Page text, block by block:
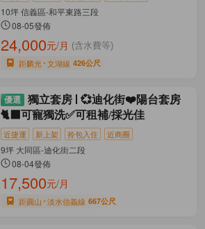
10坪 信義區-和平東路三段
08-05發佈
24,000元/月 (含水費等)
距麟光 文湖線 426公尺
獨立套房
💞迪化街❤️陽台套房
🐈‍⬛可寵獨洗✅可租補/採光佳
近捷運 新上架 拎包入住 近商圈
9坪 大同區-迪化街二段
08-04發佈
17,500元/月
距圓山 淡水信義線 667公尺